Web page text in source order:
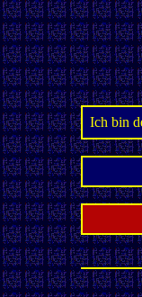
Ich bin